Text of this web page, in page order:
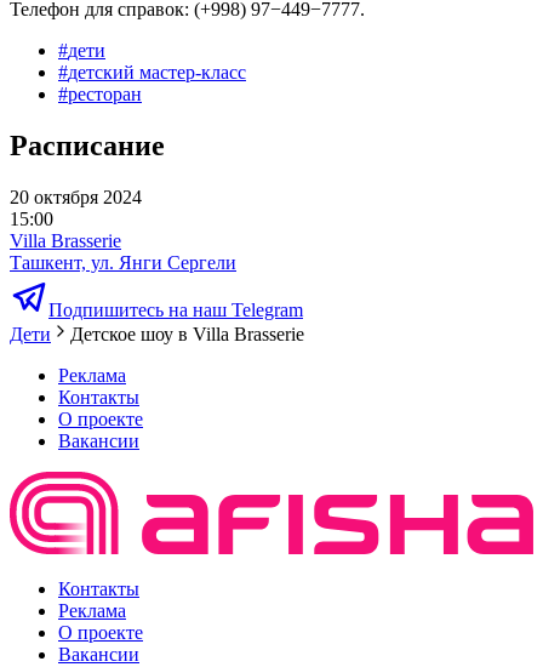
Телефон для справок: (+998) 97−449−7777.
#дети
#детский мастер-класс
#ресторан
Расписание
20 октября 2024
15:00
Villa Brasserie
Ташкент, ул. Янги Сергели
Подпишитесь на наш Telegram
Дети
Детское шоу в Villa Brasserie
Реклама
Контакты
О проекте
Вакансии
Контакты
Реклама
О проекте
Вакансии